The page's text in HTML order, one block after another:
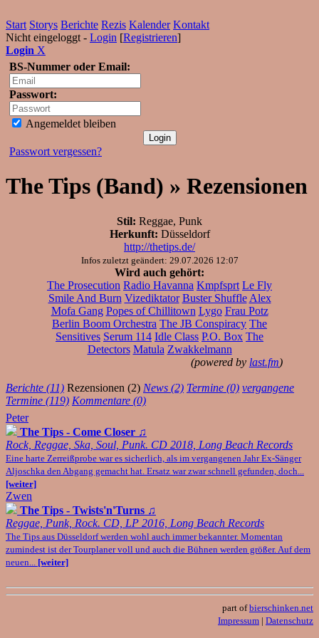
Start Storys Berichte Rezis Kalender Kontakt
Nicht eingeloggt - Login [Registrieren]
Login X
BS-Nummer oder Email:
Passwort:
Angemeldet bleiben
Passwort vergessen?
The Tips (Band) » Rezensionen
Stil: Reggae, Punk
Herkunft: Düsseldorf
http://thetips.de/
Infos zuletzt geändert: 29.07.2026 12:07
Wird auch gehört:
The Prosecution Radio Havanna Kmpfsprt Le Fly
Smile And Burn Vizediktator Buster Shuffle Alex
Mofa Gang Popes of Chillitown Lygo Frau Potz
Berlin Boom Orchestra The JB Conspiracy The
Sensitives Serum 114 Idle Class P.O. Box The
Detectors Matula Zwakkelmann
(powered by last.fm)
Berichte (11) Rezensionen (2) News (2) Termine (0) vergangene
Termine (119) Kommentare (0)
Peter
The Tips - Come Closer ♫
Rock, Reggae, Ska, Soul, Punk. CD 2018, Long Beach Records
Eine harte Zerreißprobe war es sicherlich, als im vergangenen Jahr Ex-Sänger
Aljoschka den Abgang gemacht hat. Ersatz war zwar schnell gefunden, doch...
[weiter]
Zwen
The Tips - Twists'n'Turns ♫
Reggae, Punk, Rock. CD, LP 2016, Long Beach Records
The Tips aus Düsseldorf werden wohl auch immer bekannter. Momentan
zumindest ist der Tourplaner voll und auch die Bühnen werden größer. Auf dem
neuen... [weiter]
part ofbierschinken.net
Impressum | Datenschutz